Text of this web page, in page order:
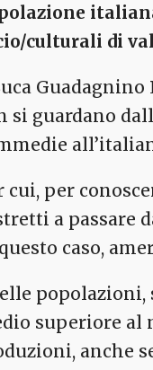
culturali di
si guardano
cui, per
a passare
caso,
superiore al
anche